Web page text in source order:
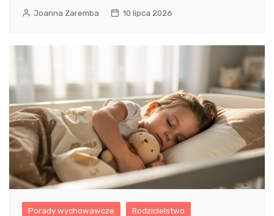
Joanna Zaremba 10 lipca 2026
Porady wychowawcze Rodzicielstwo